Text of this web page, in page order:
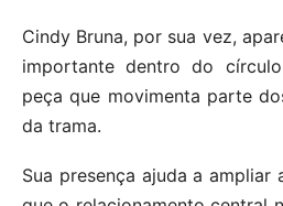
Cindy Bruna, por sua vez,
importante dentro do
peça que movimenta parte
da trama.
Sua presença ajuda a ampliar